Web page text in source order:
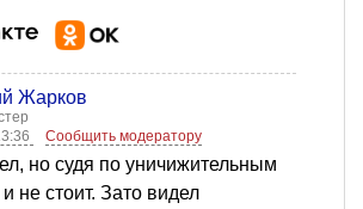
Жарков
Сообщить модератору
но судя по уничижительным
не стоит. Зато видел